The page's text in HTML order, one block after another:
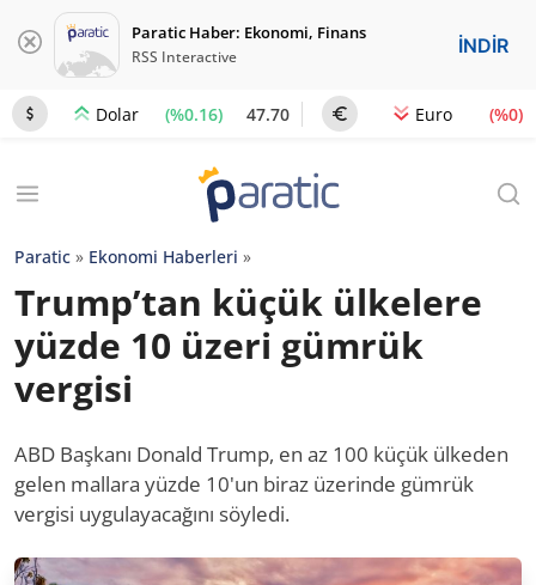
Paratic Haber: Ekonomi, Finans
RSS Interactive İNDİR
Dolar (%0.16) 47.70 Euro (%0)
Paratic » Ekonomi Haberleri »
Trump’tan küçük ülkelere
yüzde 10 üzeri gümrük
vergisi
ABD Başkanı Donald Trump, en az 100 küçük ülkeden
gelen mallara yüzde 10'un biraz üzerinde gümrük
vergisi uygulayacağını söyledi.